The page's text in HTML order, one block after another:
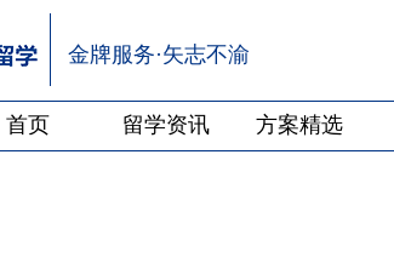
金牌服务·矢志不渝
首页 留学资讯 方案精选